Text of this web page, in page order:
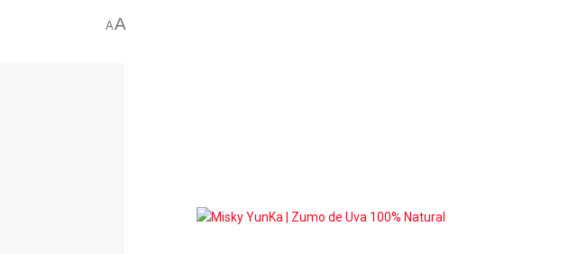
AA